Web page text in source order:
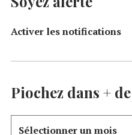
Activer les notifications
Piochez dans +